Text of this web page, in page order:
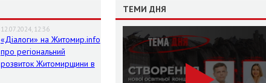
12.07.2024, 12:36
«Діалоги» на Житомир.info
про регіональний
розвиток Житомирщини в
ТЕМИ ДНЯ